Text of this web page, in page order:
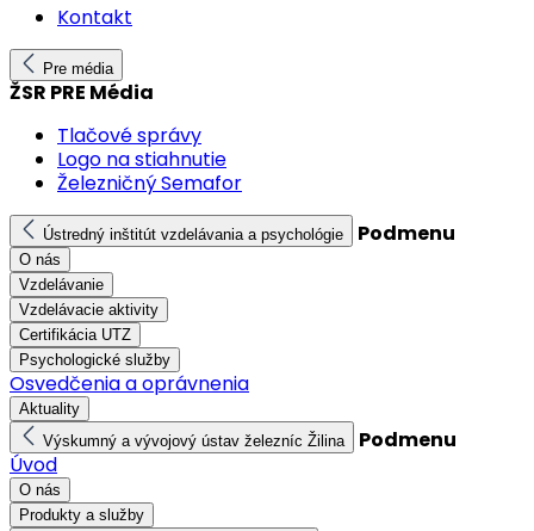
Kontakt
Pre média
ŽSR PRE Média
Tlačové správy
Logo na stiahnutie
Železničný Semafor
Ústredný inštitút vzdelávania a psychológie Podmenu
O nás
Vzdelávanie
Vzdelávacie aktivity
Certifikácia UTZ
Psychologické služby
Osvedčenia a oprávnenia
Aktuality
Výskumný a vývojový ústav železníc Žilina
Podmenu
Úvod
O nás
Produkty a služby